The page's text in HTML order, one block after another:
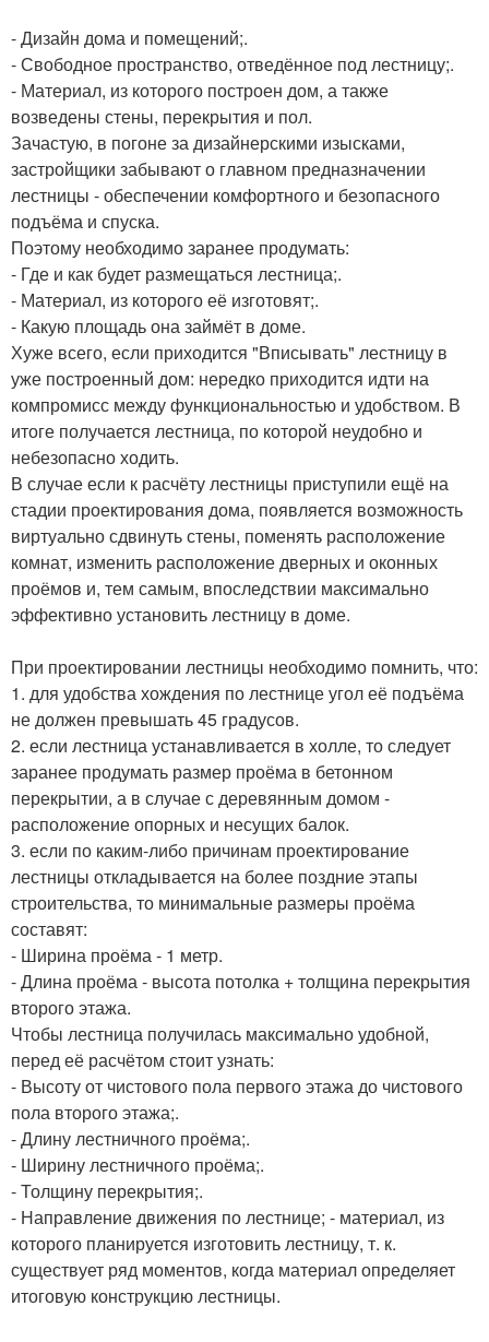
- Дизайн дома и помещений;.
- Свободное пространство, отведённое под лестницу;.
- Материал, из которого построен дом, а также
возведены стены, перекрытия и пол.
Зачастую, в погоне за дизайнерскими изысками,
застройщики забывают о главном предназначении
лестницы - обеспечении комфортного и безопасного
подъёма и спуска.
Поэтому необходимо заранее продумать:
- Где и как будет размещаться лестница;.
- Материал, из которого её изготовят;.
- Какую площадь она займёт в доме.
Хуже всего, если приходится "Вписывать" лестницу в
уже построенный дом: нередко приходится идти на
компромисс между функциональностью и удобством. В
итоге получается лестница, по которой неудобно и
небезопасно ходить.
В случае если к расчёту лестницы приступили ещё на
стадии проектирования дома, появляется возможность
виртуально сдвинуть стены, поменять расположение
комнат, изменить расположение дверных и оконных
проёмов и, тем самым, впоследствии максимально
эффективно установить лестницу в доме.
При проектировании лестницы необходимо помнить, что:
1. для удобства хождения по лестнице угол её подъёма
не должен превышать 45 градусов.
2. если лестница устанавливается в холле, то следует
заранее продумать размер проёма в бетонном
перекрытии, а в случае с деревянным домом -
расположение опорных и несущих балок.
3. если по каким-либо причинам проектирование
лестницы откладывается на более поздние этапы
строительства, то минимальные размеры проёма
составят:
- Ширина проёма - 1 метр.
- Длина проёма - высота потолка + толщина перекрытия
второго этажа.
Чтобы лестница получилась максимально удобной,
перед её расчётом стоит узнать:
- Высоту от чистового пола первого этажа до чистового
пола второго этажа;.
- Длину лестничного проёма;.
- Ширину лестничного проёма;.
- Толщину перекрытия;.
- Направление движения по лестнице; - материал, из
которого планируется изготовить лестницу, т. к.
существует ряд моментов, когда материал определяет
итоговую конструкцию лестницы.